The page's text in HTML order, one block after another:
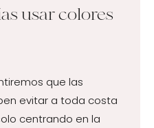
usar colores
que las
evitar a toda costa
centrando en la